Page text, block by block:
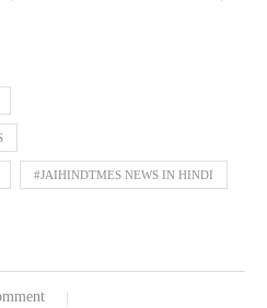
#JAIHINDTMES NEWS IN HINDI